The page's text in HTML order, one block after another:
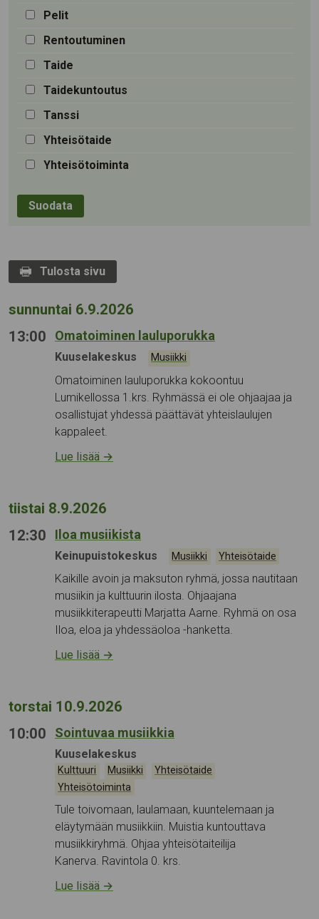
Pelit
Rentoutuminen
Taide
Taidekuntoutus
Tanssi
Yhteisötaide
Yhteisötoiminta
Tulosta sivu
sunnuntai 6.9.2026
13:00
Omatoiminen lauluporukka
Tapahtumapaikka:
Kuuselakeskus Kategoriat:
Musiikki
Omatoiminen lauluporukka kokoontuu
Lumikellossa 1.krs. Ryhmässä ei ole ohjaajaa ja
osallistujat yhdessä päättävät yhteislaulujen
kappaleet.
Lue lisää →
tiistai 8.9.2026
12:30
Iloa musiikista
Tapahtumapaikka:
Keinupuistokeskus Kategoriat:
Musiikki Yhteisötaide
Kaikille avoin ja maksuton ryhmä, jossa nautitaan
musiikin ja kulttuurin ilosta. Ohjaajana
musiikkiterapeutti Marjatta Aarne. Ryhmä on osa
Iloa, eloa ja yhdessäoloa -hanketta.
Lue lisää →
torstai 10.9.2026
10:00
Sointuvaa musiikkia
Tapahtumapaikka:
Kuuselakeskus
Kategoriat:
Kulttuuri Musiikki Yhteisötaide
Yhteisötoiminta
Tule toivomaan, laulamaan, kuuntelemaan ja
eläytymään musiikkiin. Muistia kuntouttava
musiikkiryhmä. Ohjaa yhteisötaiteilija
Kanerva. Ravintola 0. krs.
Lue lisää →